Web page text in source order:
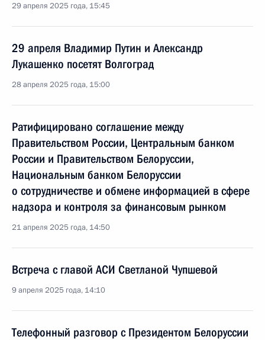
29 апреля 2025 года, 15:45
29 апреля Владимир Путин и Александр
Лукашенко посетят Волгоград
28 апреля 2025 года, 15:00
Ратифицировано соглашение между
Правительством России, Центральным банком
России и Правительством Белоруссии,
Национальным банком Белоруссии
о сотрудничестве и обмене информацией в сфере
надзора и контроля за финансовым рынком
21 апреля 2025 года, 14:50
Встреча с главой АСИ Светланой Чупшевой
9 апреля 2025 года, 14:10
Телефонный разговор с Президентом Белоруссии